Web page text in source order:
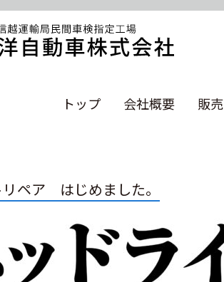
トップ 会社概要 販売
ペア はじめました。